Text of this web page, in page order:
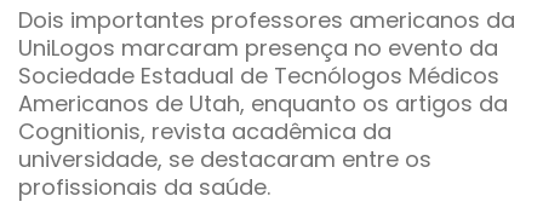
Dois importantes professores americanos da
UniLogos marcaram presença no evento da
Sociedade Estadual de Tecnólogos Médicos
Americanos de Utah, enquanto os artigos da
Cognitionis, revista acadêmica da
universidade, se destacaram entre os
profissionais da saúde.